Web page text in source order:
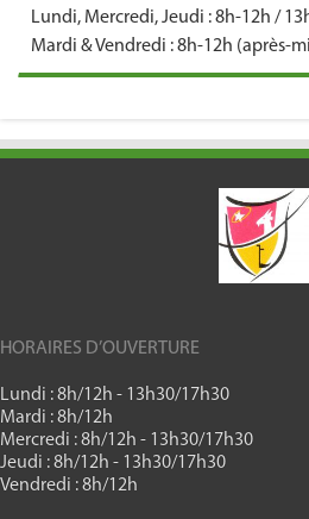
Lundi, Mercredi, Jeudi : 8h-12h /
Mardi & Vendredi : 8h-12h (après-
HORAIRES D’OUVERTURE
Lundi : 8h/12h - 13h30/17h30
Mardi : 8h/12h
Mercredi : 8h/12h - 13h30/17h30
Jeudi : 8h/12h - 13h30/17h30
Vendredi : 8h/12h